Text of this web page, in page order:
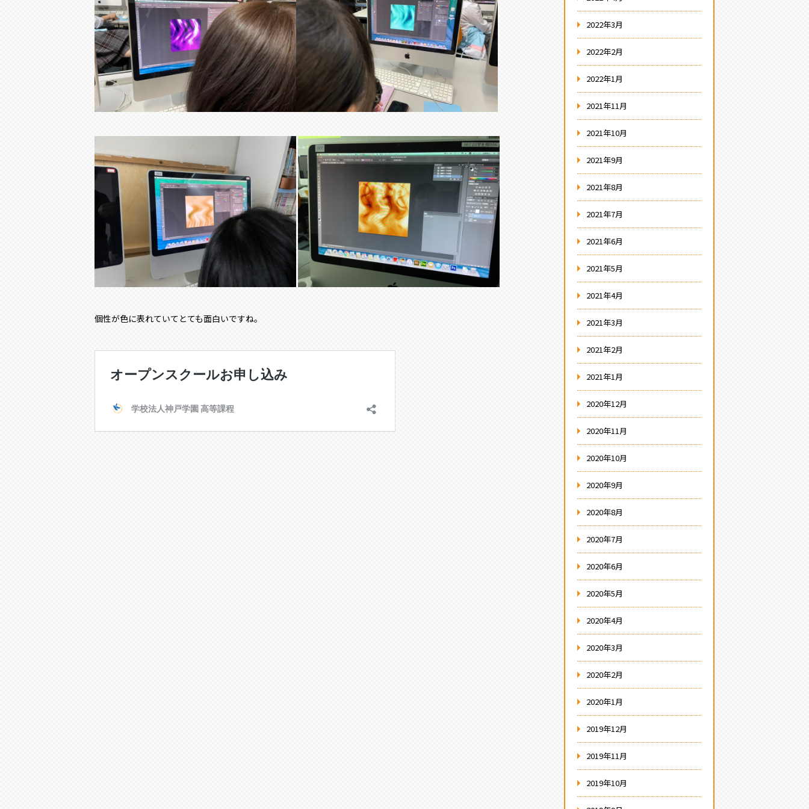
個性が色に表れていてとても面白いですね。
2022年3月
2022年2月
2022年1月
2021年11月
2021年10月
2021年9月
2021年8月
2021年7月
2021年6月
2021年5月
2021年4月
2021年3月
2021年2月
2021年1月
2020年12月
2020年11月
2020年10月
2020年9月
2020年8月
2020年7月
2020年6月
2020年5月
2020年4月
2020年3月
2020年2月
2020年1月
2019年12月
2019年11月
2019年10月